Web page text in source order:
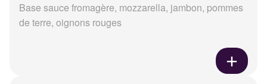
Base sauce fromagère, mozzarella, jambon, pommes
de terre, oignons rouges